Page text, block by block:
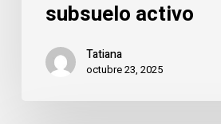
subsuelo activo
Tatiana
octubre 23, 2025